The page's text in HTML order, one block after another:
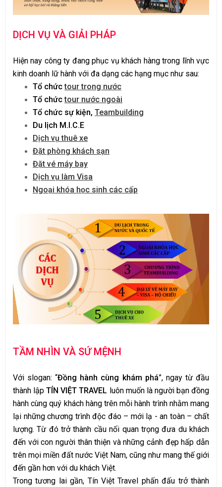
DỊCH VỤ VÀ GIẢI PHÁP
Hiện nay công ty đang phục vụ khách hàng trong lĩnh vực
kinh doanh lữ hành với đa dạng các hạng mục như sau:
Tổ chứctour trong nước
Tổ chứctour nước ngoài
Tổ chức sự kiện, Teambuilding
Du lịch M.I.C.E
Dịch vụ thuê xe
Đặt phòng khách sạn
Đặt vé máy bay
Dịch vụ làm Visa
Ngoại khóa học sinh các cấp
TẦM NHÌN VÀ SỨ MỆNH
Với slogan: “Đồng hành cùng khám phá”, ngay từ đầu
thành lậpTÍN VIỆT TRAVEL luôn muốn là người bạn đồng
hành cùng quý khách hàng trên mỗi hành trình nhằm mang
lại những chương trình độc đáo – mới lạ - an toàn – chất
lượng. Từ đó trở thành cầu nối quan trọng đưa du khách
đến với con người thân thiện và những cảnh đẹp hấp dẫn
trên mọi miền đất nước Việt Nam, cũng như mang thế giới
đến gần hơn với du khách Việt.
Trong tương lai gần, Tín Việt Travel phấn đấu trở thành